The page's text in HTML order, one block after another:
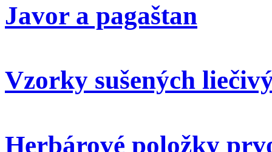
Javor a pagaštan
Vzorky sušených
Herbárové položky